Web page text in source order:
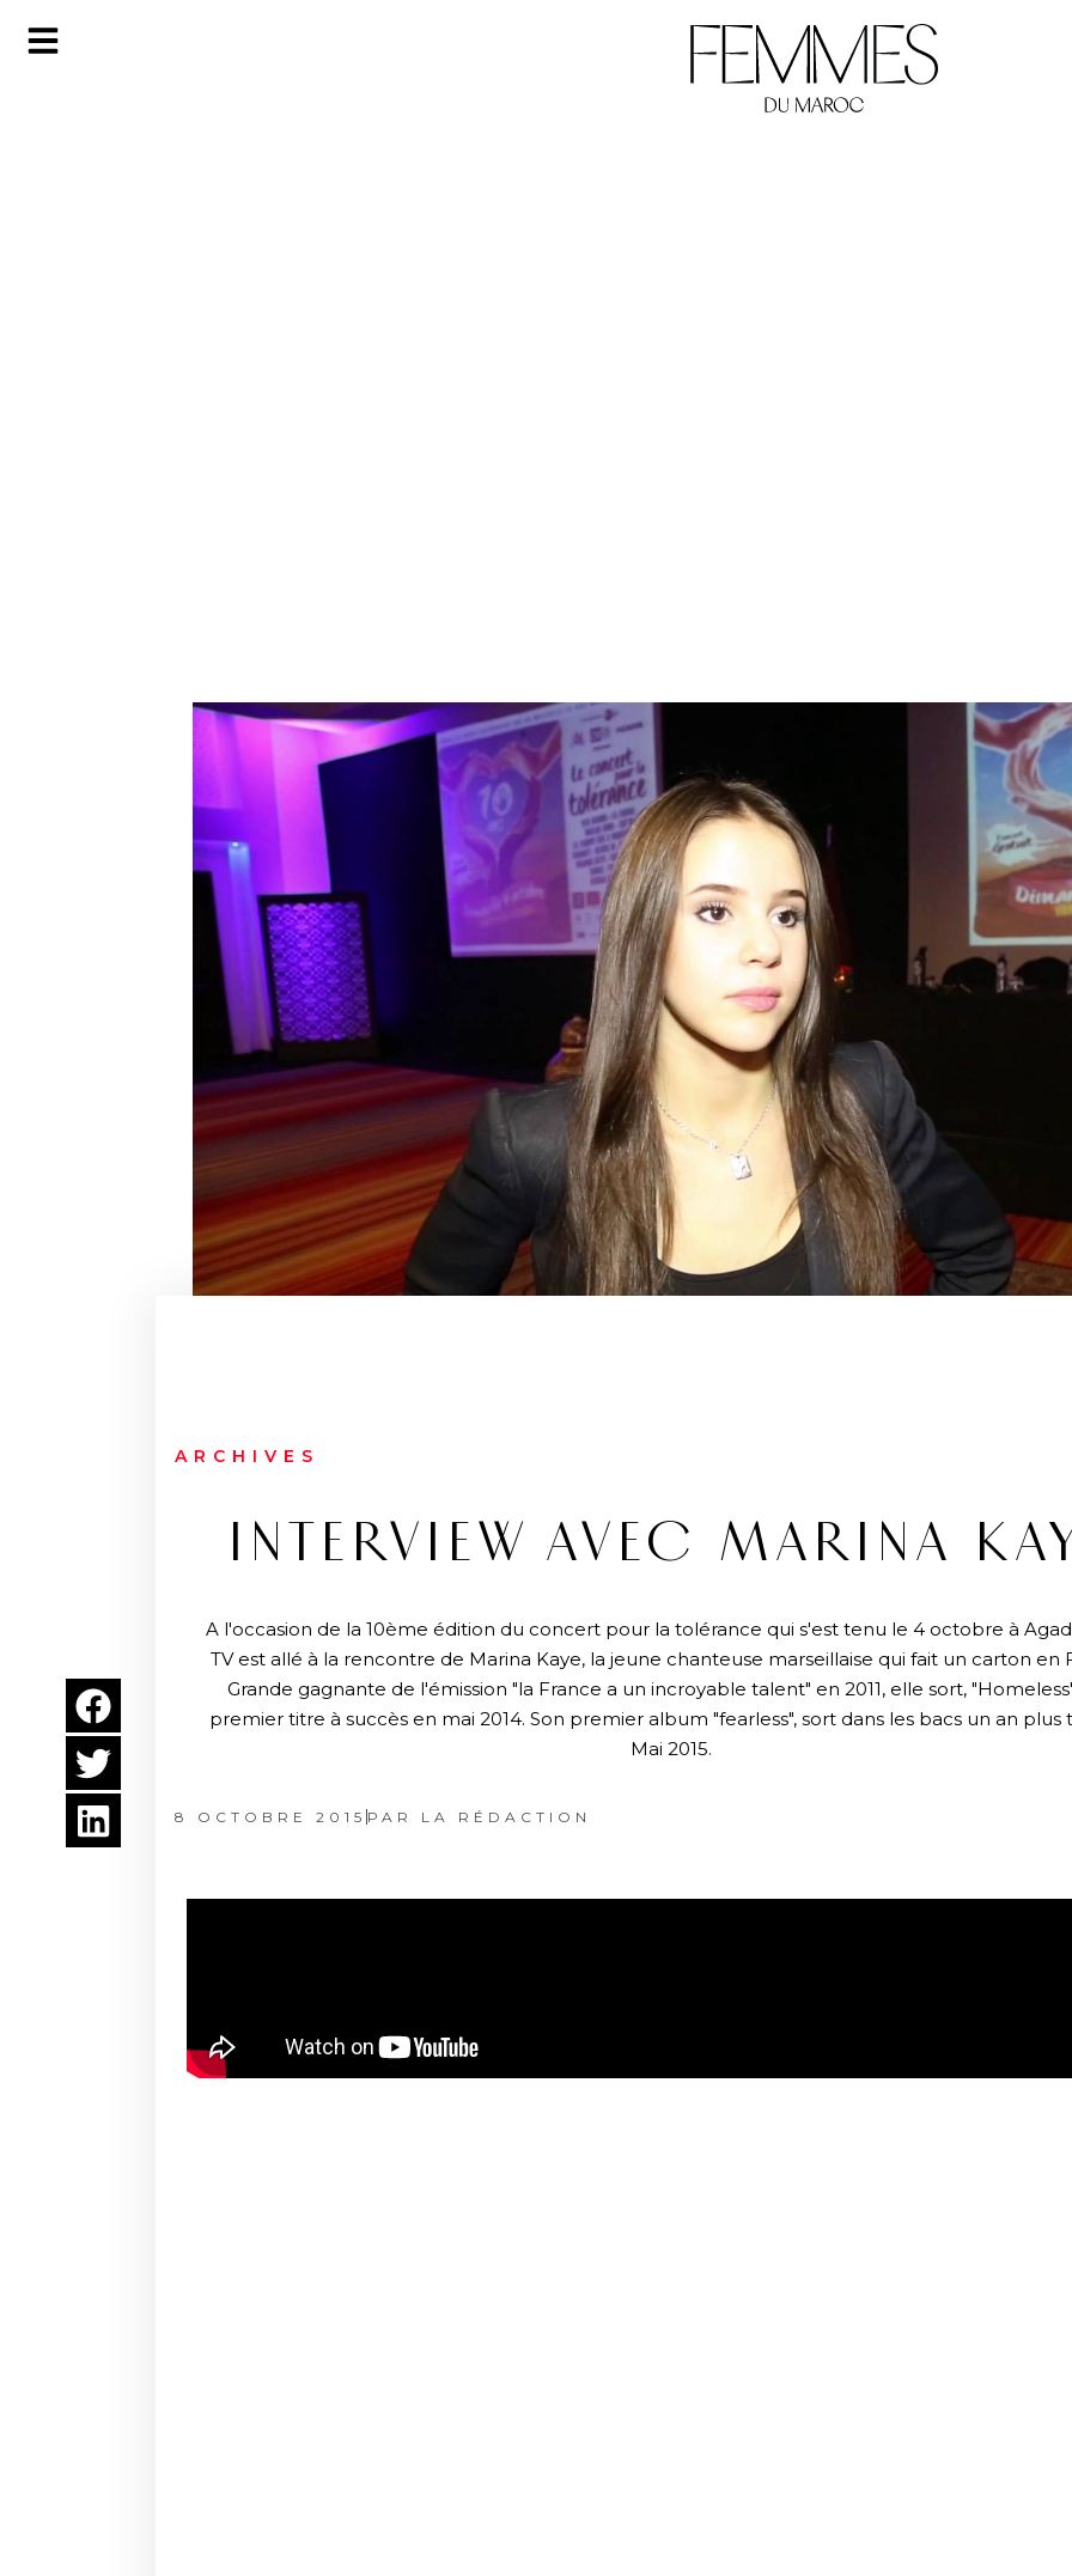
ARCHIVES
INTERVIEW AVEC MARINA
A l'occasion de la 10ème édition du concert pour la tolérance qui s'est tenu le 4 octobre à
TV est allé à la rencontre de Marina Kaye, la jeune chanteuse marseillaise qui fait un carton en
Grande gagnante de l'émission "la France a un incroyable talent" en 2011, elle sort,
premier titre à succès en mai 2014. Son premier album "fearless", sort dans les bacs un an plus
Mai 2015.
8 OCTOBRE 2015 PAR LA RÉDACTION